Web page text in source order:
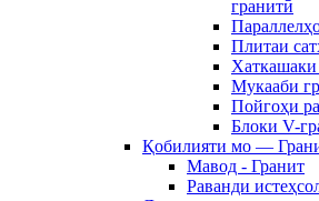
гранитӣ
Плитаи
Хаткашаки
Мукааби
Пойгоҳи
Блоки V-
Қобилияти мо —
Мавод - Гранит
Раванди